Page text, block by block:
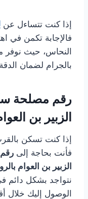
إذا كنت تتساءل عن
فالإجابة تكمن في
النحاس، حيث
بالجرام لضمان
رقم مصلحة
الزبير بن
إذا كنت تسكن
فأنت بحاجة إلى
الزبير بن العوام
نتواجد بشكل دائم
الوصول إليك